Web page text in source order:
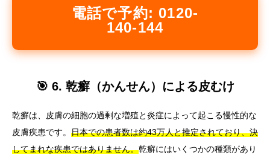
電話で予約: 0120-
140-144
🎯 6. 乾癬（かんせん）による皮むけ
乾癬は、皮膚の細胞の過剰な増殖と炎症によって起こる慢性的な
皮膚疾患です。 日本での患者数は約43万人と推定されており、決
してまれな疾患ではありません。乾癬にはいくつかの種類があり